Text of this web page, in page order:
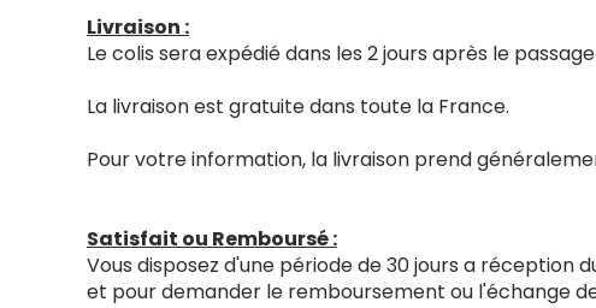
Livraison :
Le colis sera expédié dans les 2 jours après le
La livraison est gratuite dans toute la France.
Pour votre information, la livraison prend
Satisfait ou Remboursé :
Vous disposez d'une période de 30 jours a
et pour demander le remboursement ou l'échange